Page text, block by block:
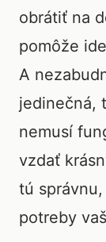
obrátiť na
pomôže
A
jedinečná,
nemusí
vzdať
tú
potreby